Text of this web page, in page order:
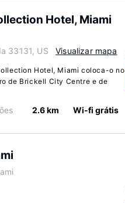
Hotel, Miami
33131, US Visualizar mapa
Hotel, Miami coloca-o no
de Brickell City Centre e de
2.6 km Wi-fi grátis